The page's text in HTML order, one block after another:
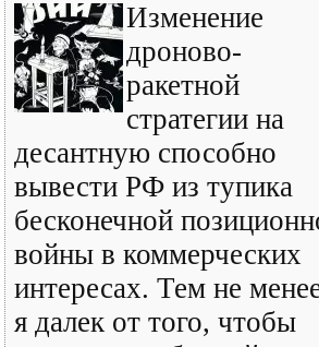
Изменение
дроново-
ракетной
стратегии на
десантную способно
вывести РФ из тупика
бесконечной
войны в коммерческих
интересах. Тем не
я далек от того, чтобы